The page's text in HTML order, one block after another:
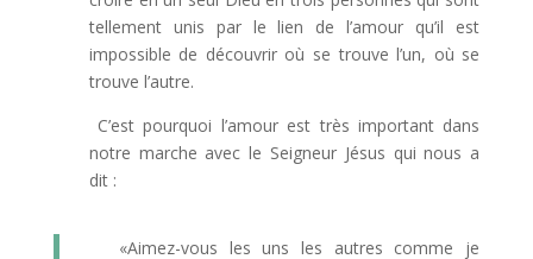
tellement unis par le lien de l’amour qu’il est
impossible de découvrir où se trouve l’un, où se
trouve l’autre.
C’est pourquoi l’amour est très important dans
notre marche avec le Seigneur Jésus qui nous a
dit :
«Aimez-vous les uns les autres comme je